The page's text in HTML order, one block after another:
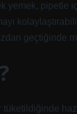
yemek,
geçtiğinde